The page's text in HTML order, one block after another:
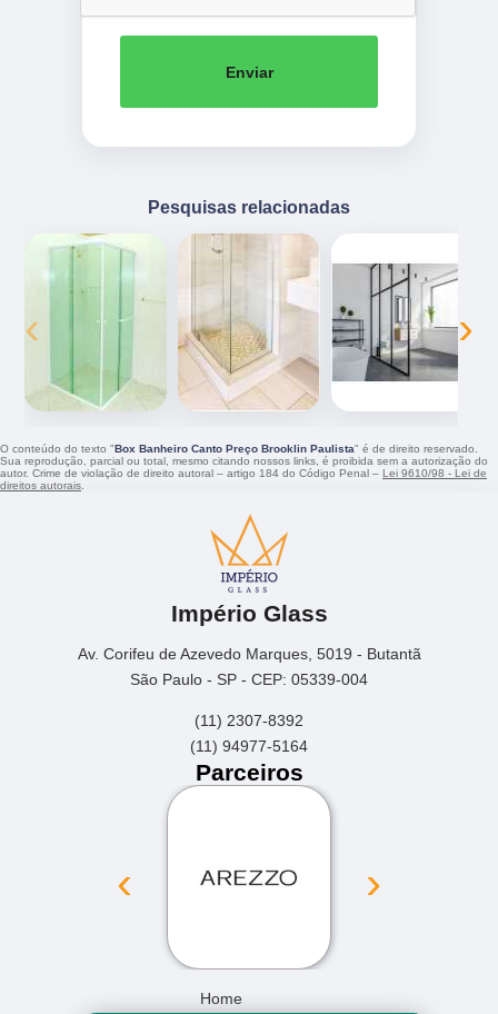
Enviar
Pesquisas relacionadas
‹ ›
O conteúdo do texto "Box Banheiro Canto Preço Brooklin Paulista" é de direito reservado.
Sua reprodução, parcial ou total, mesmo citando nossos links, é proibida sem a autorização do
autor. Crime de violação de direito autoral – artigo 184 do Código Penal – Lei 9610/98 - Lei de
direitos autorais
Império Glass
Av. Corifeu de Azevedo Marques, 5019 - Butantã
São Paulo - SP - CEP: 05339-004
(11) 2307-8392
(11) 94977-5164
Parceiros
‹ ›
Home